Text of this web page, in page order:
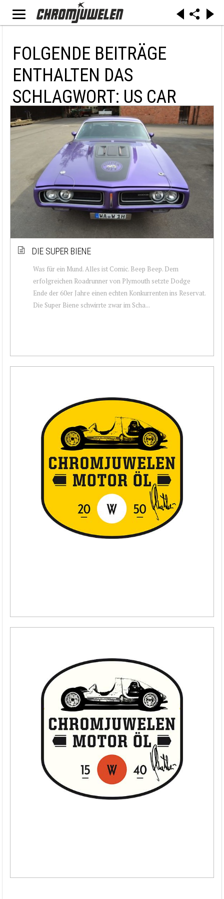
FOLGENDE BEITRÄGE
ENTHALTEN DAS
SCHLAGWORT: US CAR
DIE SUPER BIENE
Was für ein Mund. Alles ist Comic. Beep Beep. Dem
erfolgreichen Roadrunner von Plymouth setzte Dodge
Ende der 60er Jahre einen echten Konkurrenten ins Reservat.
Die Super Biene schwirrte zwar im Scha...